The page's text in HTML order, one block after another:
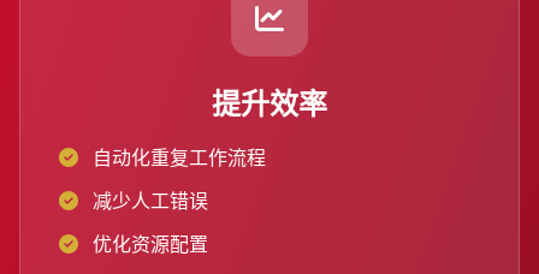
提升效率
自动化重复工作流程
减少人工错误
优化资源配置